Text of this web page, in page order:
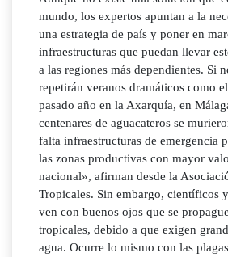
mundo, los expertos apuntan a la
una estrategia de país y poner en
infraestructuras que puedan llevar
a las regiones más dependientes. Si
repetirán veranos dramáticos como
pasado año en la Axarquía, en
centenares de aguacateros se
falta infraestructuras de emergencia
las zonas productivas con mayor
nacional», afirman desde la
Tropicales. Sin embargo, científicos
ven con buenos ojos que se
tropicales, debido a que exigen
agua. Ocurre lo mismo con las